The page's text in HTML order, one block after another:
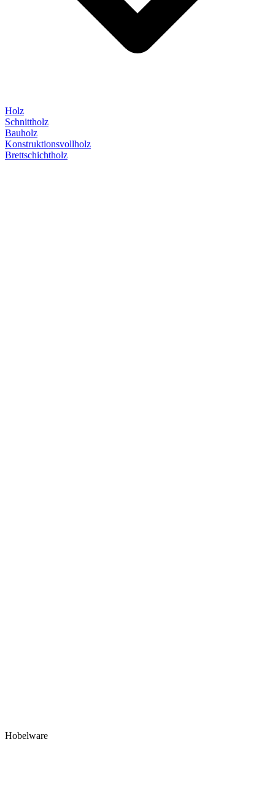
Holz
Schnittholz
Bauholz
Konstruktionsvollholz
Brettschichtholz
Hobelware